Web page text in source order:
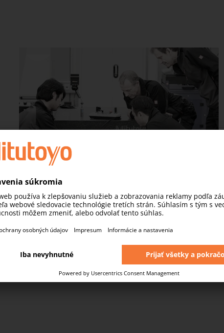
Najvyššia úroveň služieb výrobcu
Vďaka servisným technikom vyškoleným vo výrobnom závode
po celej krajine a prístupu k originálnym dielom výrobcu
najvyššej úrovni.
CERTIFIKÁCIA A AKREDITÁCIA